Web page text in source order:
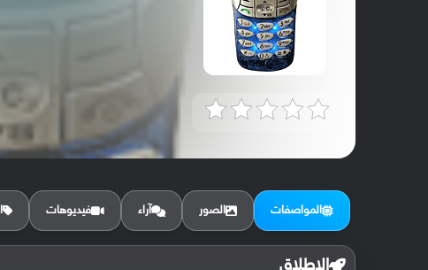
المواصفات الصور آراء فيديوهات